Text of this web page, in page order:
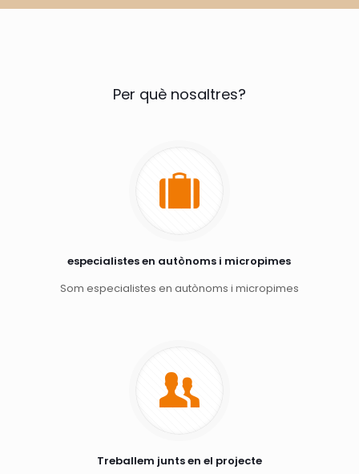
Per què nosaltres?
especialistes en autònoms i micropimes
Som especialistes en autònoms i micropimes
Treballem junts en el projecte